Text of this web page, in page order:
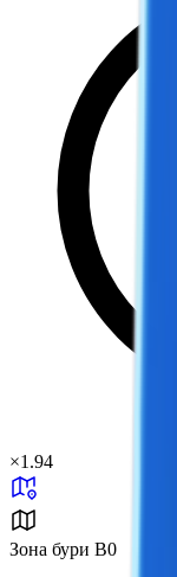
×1.94
Зона бури B0